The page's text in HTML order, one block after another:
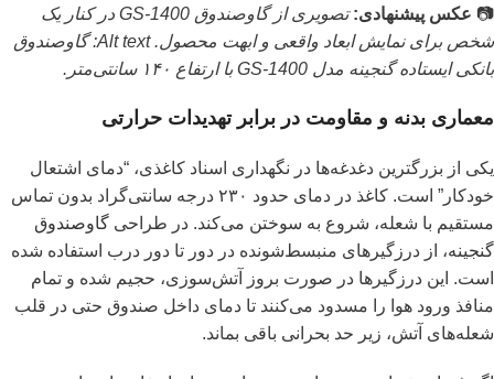
📷 عکس پیشنهادی:
تصویری از گاوصندوق GS-1400 در کنار یک
شخص برای نمایش ابعاد واقعی و ابهت محصول. Alt text: گاوصندوق
بانکی ایستاده گنجینه مدل GS-1400 با ارتفاع ۱۴۰ سانتی‌متر.
معماری بدنه و مقاومت در برابر تهدیدات حرارتی
یکی از بزرگترین دغدغه‌ها در نگهداری اسناد کاغذی، “دمای اشتعال
خودکار” است. کاغذ در دمای حدود ۲۳۰ درجه سانتی‌گراد بدون تماس
مستقیم با شعله، شروع به سوختن می‌کند. در طراحی گاوصندوق
گنجینه، از درزگیرهای منبسط‌شونده در دور تا دور درب استفاده شده
است. این درزگیرها در صورت بروز آتش‌سوزی، حجیم شده و تمام
منافذ ورود هوا را مسدود می‌کنند تا دمای داخل صندوق حتی در قلب
شعله‌های آتش، زیر حد بحرانی باقی بماند.